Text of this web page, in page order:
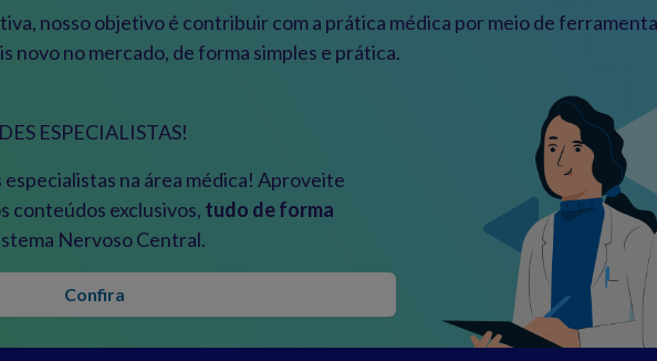
nosso objetivo é contribuir com a prática médica por meio de
novo no mercado, de forma simples e prática.
ESPECIALISTAS!
na área médica! Aproveite
conteúdos exclusivos, tudo de forma
Nervoso Central.
Confira